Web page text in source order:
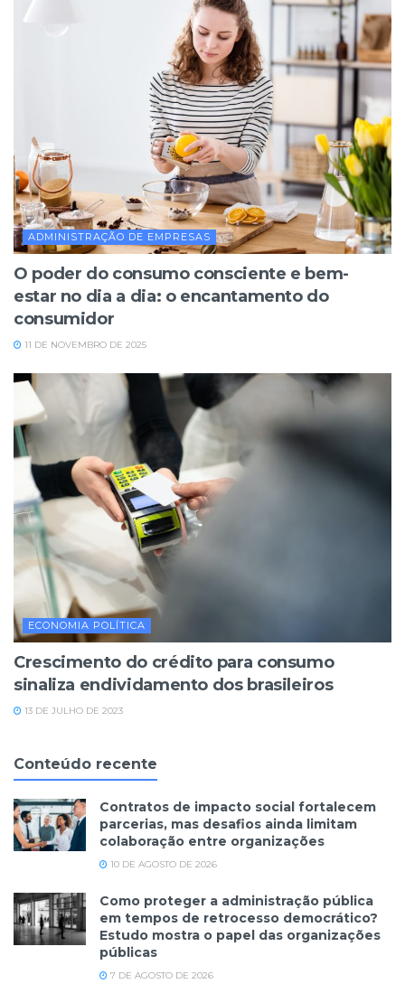
ADMINISTRAÇÃO DE EMPRESAS
O poder do consumo consciente e bem-
estar no dia a dia: o encantamento do
consumidor
11 DE NOVEMBRO DE 2025
ECONOMIA POLÍTICA
Crescimento do crédito para consumo
sinaliza endividamento dos brasileiros
13 DE JULHO DE 2023
Conteúdo recente
Contratos de impacto social fortalecem
parcerias, mas desafios ainda limitam
colaboração entre organizações
10 DE AGOSTO DE 2026
Como proteger a administração pública
em tempos de retrocesso democrático?
Estudo mostra o papel das organizações
públicas
7 DE AGOSTO DE 2026